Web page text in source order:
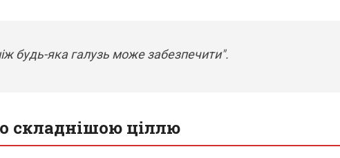
будь-яка галузь може забезпечити".
складнішою ціллю